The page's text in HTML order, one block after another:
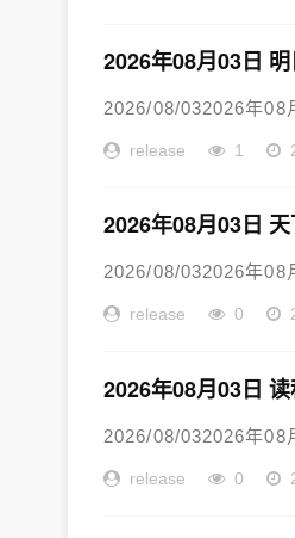
2026年08月03日
2026/08/032026年08
release 1
2026年08月03日
2026/08/032026年08
release 0
2026年08月03日
2026/08/032026年08
release 0